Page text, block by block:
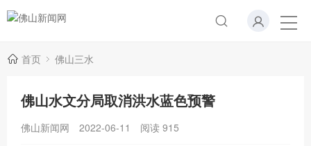
首页 佛山三水
佛山水文分局取消洪水蓝色预警
佛山新闻网 2022-06-11 阅读 915